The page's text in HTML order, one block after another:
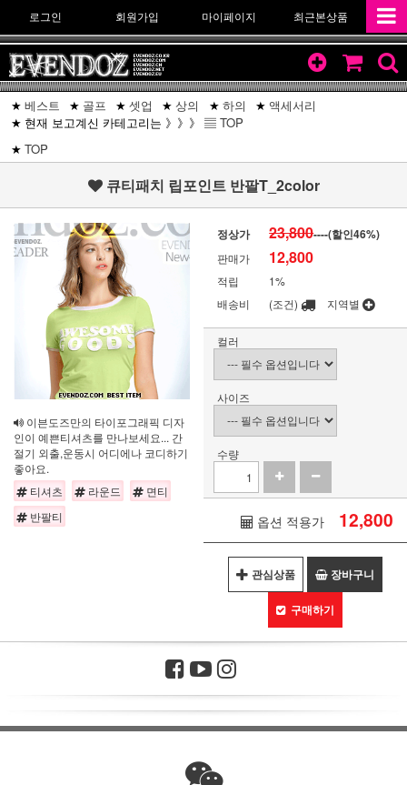
로그인 회원가입 마이페이지 최근본상품
베스트 골프 셋업 상의 하의
액세서리
현재 보고계신 카테고리는 》》》 ▤ TOP
TOP
큐티패치 립포인트 반팔T_2color
이븐도즈만의 타이포그래픽 디자
인이 예쁜티셔츠를 만나보세요... 간
절기 외출,운동시 어디에나 코디하기
좋아요.
티셔츠
라운드
면티
반팔티
정상가 23,800----(할인46%)
판매가 12,800
적립
1%
배송비
(조건) 지역별
컬러
사이즈
수량
옵션 적용가 12,800
관심상품 장바구니
구매하기